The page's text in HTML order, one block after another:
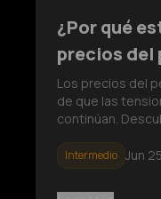
¿Por qué
precios del
conflicto
no ha
Los precios del
de que las
continúan.
del mercado y
inflación, el oro,
Intermedio Jun